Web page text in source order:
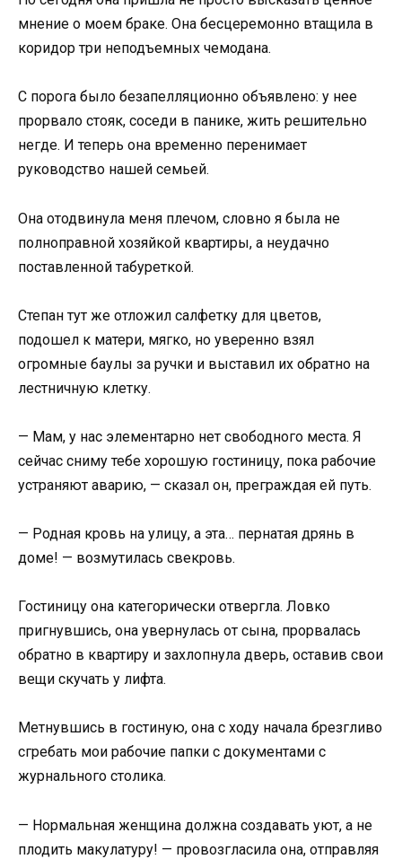
мнение о моем браке. Она бесцеремонно втащила в
коридор три неподъемных чемодана.
С порога было безапелляционно объявлено: у нее
прорвало стояк, соседи в панике, жить решительно
негде. И теперь она временно перенимает
руководство нашей семьей.
Она отодвинула меня плечом, словно я была не
полноправной хозяйкой квартиры, а неудачно
поставленной табуреткой.
Степан тут же отложил салфетку для цветов,
подошел к матери, мягко, но уверенно взял
огромные баулы за ручки и выставил их обратно на
лестничную клетку.
— Мам, у нас элементарно нет свободного места. Я
сейчас сниму тебе хорошую гостиницу, пока рабочие
устраняют аварию, — сказал он, преграждая ей путь.
— Родная кровь на улицу, а эта… пернатая дрянь в
доме! — возмутилась свекровь.
Гостиницу она категорически отвергла. Ловко
пригнувшись, она увернулась от сына, прорвалась
обратно в квартиру и захлопнула дверь, оставив свои
вещи скучать у лифта.
Метнувшись в гостиную, она с ходу начала брезгливо
сгребать мои рабочие папки с документами с
журнального столика.
— Нормальная женщина должна создавать уют, а не
плодить макулатуру! — провозгласила она, отправляя